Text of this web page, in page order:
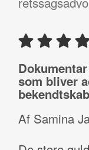
som bliver
Af Samina